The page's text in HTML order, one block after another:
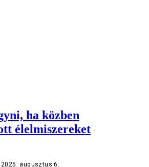
ha közben
élelmiszereket
2025. augusztus 6.